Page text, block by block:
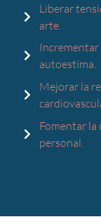
Liberar
arte.
Incrementar
autoestima.
Mejorar la
Fomentar la
personal.